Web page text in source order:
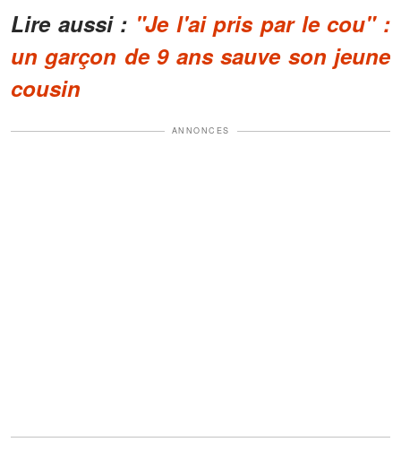
Lire aussi : "Je l'ai pris par le cou" :
un garçon de 9 ans sauve son jeune
cousin
ANNONCES